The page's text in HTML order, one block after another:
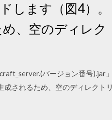
します（図4）。
、空のディレク
バージョン番号).jar」
されるため、空のディレクトリ